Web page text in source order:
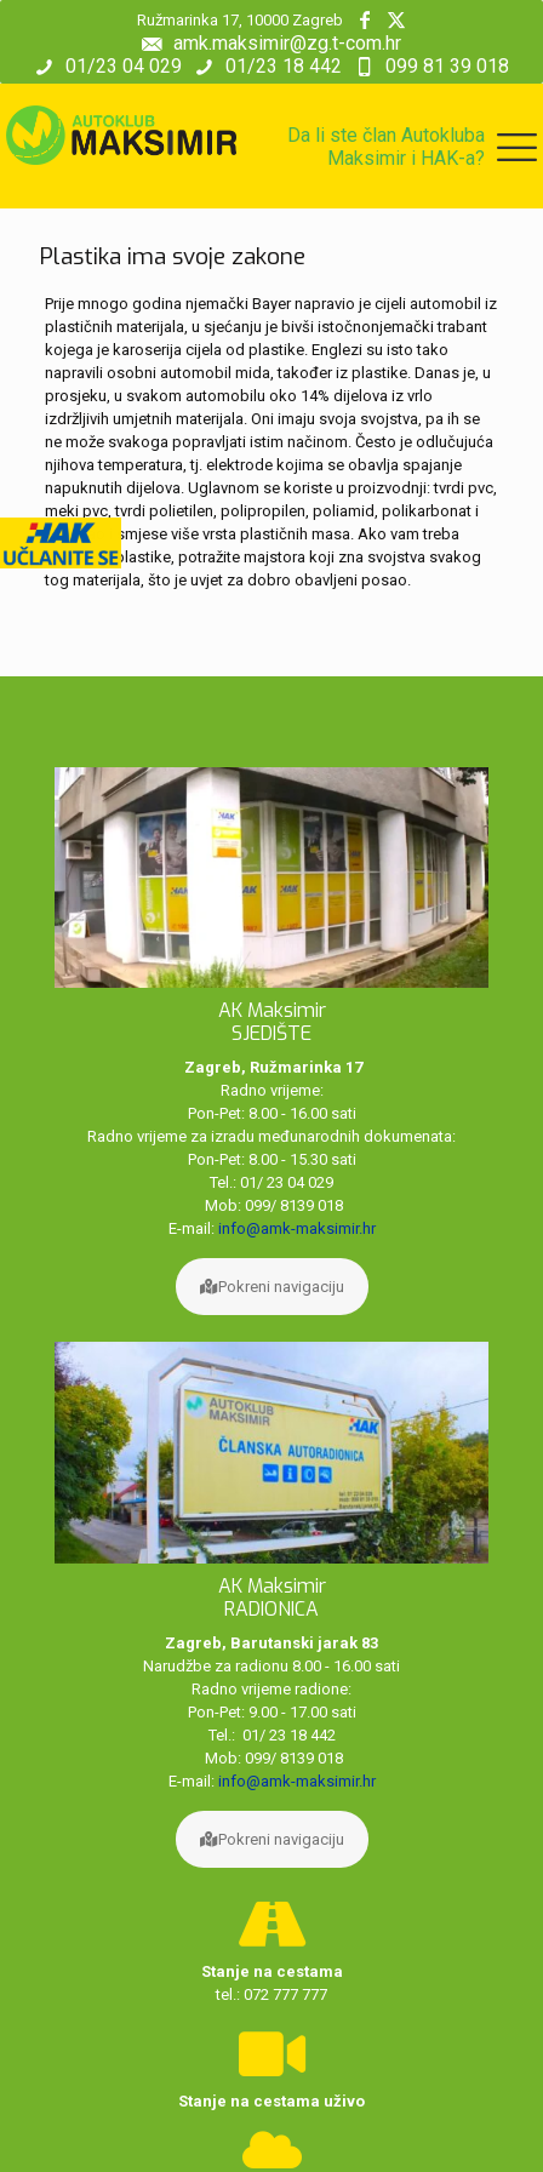
01/23 04 029 01/23 18 442 099 81 39 018
amk.maksimir@zg.t-com.hr
Ružmarinka 17, 10000 Zagreb
Da li ste član Autokluba
Maksimir i HAK-a?
Plastika ima svoje zakone
Prije mnogo godina njemački Bayer napravio je cijeli automobil iz
plastičnih materijala, u sjećanju je bivši istočnonjemački trabant
kojega je karoserija cijela od plastike. Englezi su isto tako
napravili osobni automobil mida, također iz plastike. Danas je, u
prosjeku, u svakom automobilu oko 14% dijelova iz vrlo
izdržljivih umjetnih materijala. Oni imaju svoja svojstva, pa ih se
ne može svakoga popravljati istim načinom. Često je odlučujuća
njihova temperatura, tj. elektrode kojima se obavlja spajanje
napuknutih dijelova. Uglavnom se koriste u proizvodnji: tvrdi pvc,
meki pvc, tvrdi polietilen, polipropilen, poliamid, polikarbonat i
ABS kao i smjese više vrsta plastičnih masa. Ako vam treba
popravak plastike, potražite majstora koji zna svojstva svakog
tog materijala, što je uvjet za dobro obavljeni posao.
AK Maksimir
SJEDIŠTE
Zagreb, Ružmarinka 17
Radno vrijeme:
Pon-Pet: 8.00 - 16.00 sati
Radno vrijeme za izradu međunarodnih dokumenata:
Pon-Pet: 8.00 - 15.30 sati
Tel.: 01/ 23 04 029
Mob: 099/ 8139 018
E-mail: info@amk-maksimir.hr
Pokreni navigaciju
AK Maksimir
RADIONICA
Zagreb, Barutanski jarak 83
Narudžbe za radionu 8.00 - 16.00 sati
Radno vrijeme radione:
Pon-Pet: 9.00 - 17.00 sati
Tel.: 01/ 23 18 442
Mob: 099/ 8139 018
E-mail: info@amk-maksimir.hr
Pokreni navigaciju
Stanje na cestama
tel.: 072 777 777
Stanje na cestama uživo